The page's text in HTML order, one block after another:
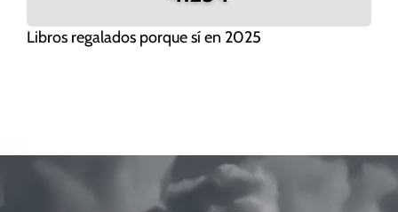
Libros regalados porque sí en 2025